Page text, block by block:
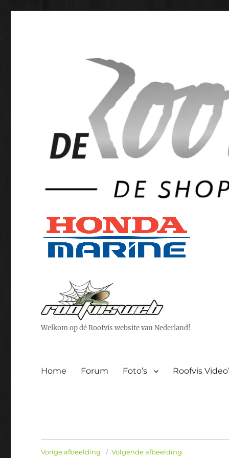
Welkom op dé Roofvis website van Nederland!
Home Forum Foto’s Roofvis
Vorige afbeelding Volgende afbeelding